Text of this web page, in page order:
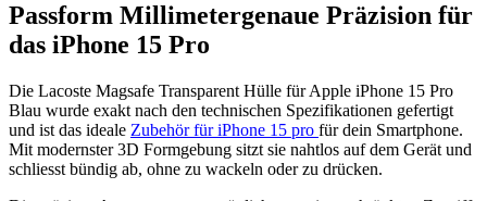
Passform Millimetergenaue Präzision für
das iPhone 15 Pro
Die Lacoste Magsafe Transparent Hülle für Apple iPhone 15 Pro
Blau wurde exakt nach den technischen Spezifikationen gefertigt
und ist das ideale Zubehör für iPhone 15 pro für dein Smartphone.
Mit modernster 3D Formgebung sitzt sie nahtlos auf dem Gerät und
schliesst bündig ab, ohne zu wackeln oder zu drücken.